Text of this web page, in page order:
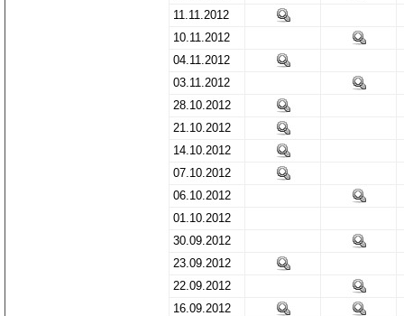
11.11.2012
10.11.2012
04.11.2012
03.11.2012
28.10.2012
21.10.2012
14.10.2012
07.10.2012
06.10.2012
01.10.2012
30.09.2012
23.09.2012
22.09.2012
16.09.2012